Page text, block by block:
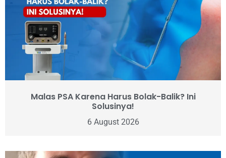
Malas PSA Karena Harus Bolak-Balik? Ini
Solusinya!
6 August 2026